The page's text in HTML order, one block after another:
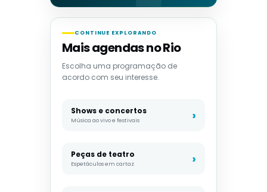
CONTINUE EXPLORANDO
Mais agendas no Rio
Escolha uma programação de
acordo com seu interesse.
Shows e concertos
Música ao vivo e festivais
Peças de teatro
Espetáculos em cartaz